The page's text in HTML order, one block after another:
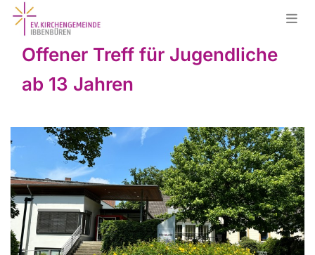
Offener Treff für Jugendliche
ab 13 Jahren